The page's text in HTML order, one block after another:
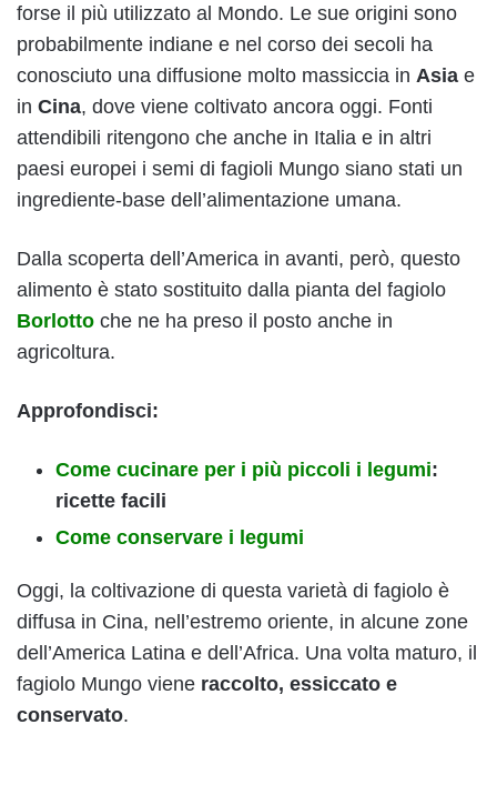
forse il più utilizzato al Mondo. Le sue origini sono
probabilmente indiane e nel corso dei secoli ha
conosciuto una diffusione molto massiccia in Asia e
in Cina, dove viene coltivato ancora oggi. Fonti
attendibili ritengono che anche in Italia e in altri
paesi europei i semi di fagioli Mungo siano stati un
ingrediente-base dell’alimentazione umana.
Dalla scoperta dell’America in avanti, però, questo
alimento è stato sostituito dalla pianta del fagiolo
Borlotto che ne ha preso il posto anche in
agricoltura.
Approfondisci:
Come cucinare per i più piccoli i legumi:
ricette facili
Come conservare i legumi
Oggi, la coltivazione di questa varietà di fagiolo è
diffusa in Cina, nell’estremo oriente, in alcune zone
dell’America Latina e dell’Africa. Una volta maturo, il
fagiolo Mungo viene raccolto, essiccato e
conservato.